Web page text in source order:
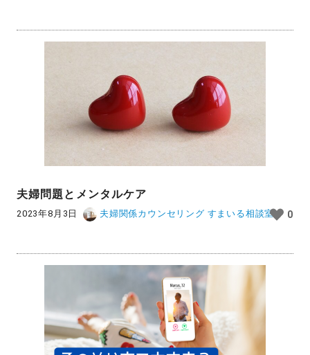
夫婦問題とメンタルケア
2023年8月3日 夫婦関係カウンセリング すまいる相談室 0